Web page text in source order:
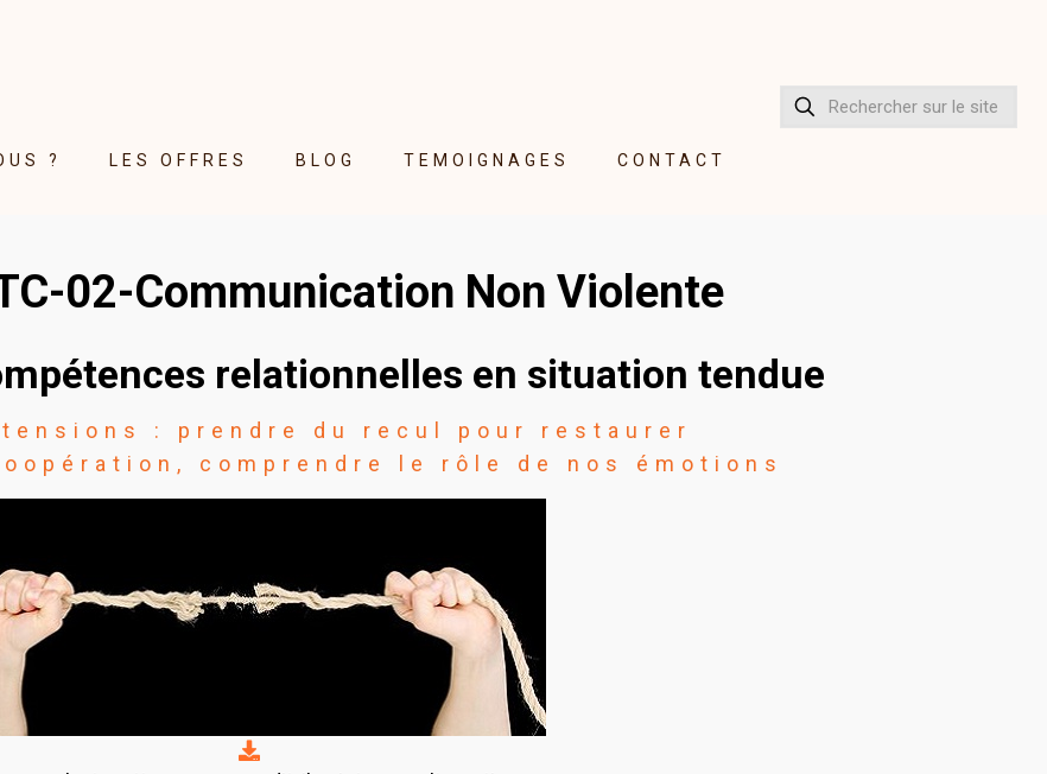
? LES OFFRES BLOG TEMOIGNAGES CONTACT
02-Communication Non Violente
relationnelles en situation tendue
: prendre du recul pour restaurer
comprendre le rôle de nos émotions